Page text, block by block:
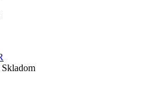
Skladom